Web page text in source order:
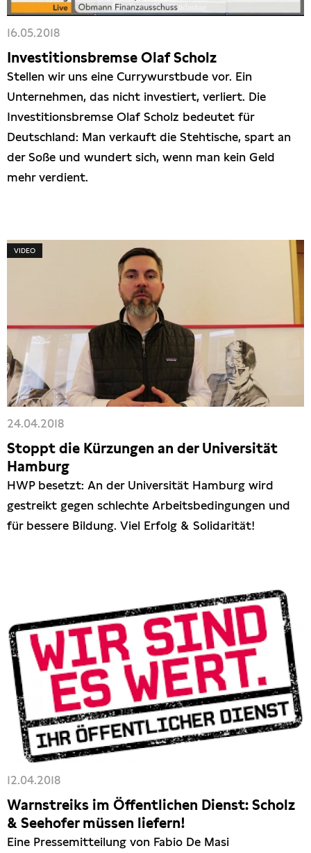
16.05.2018
Investitionsbremse Olaf Scholz
Stellen wir uns eine Currywurstbude vor. Ein
Unternehmen, das nicht investiert, verliert. Die
Investitionsbremse Olaf Scholz bedeutet für
Deutschland: Man verkauft die Stehtische, spart an
der Soße und wundert sich, wenn man kein Geld
mehr verdient.
VIDEO
24.04.2018
Stoppt die Kürzungen an der Universität
Hamburg
HWP besetzt: An der Universität Hamburg wird
gestreikt gegen schlechte Arbeitsbedingungen und
für bessere Bildung. Viel Erfolg & Solidarität!
12.04.2018
Warnstreiks im Öffentlichen Dienst: Scholz
& Seehofer müssen liefern!
Eine Pressemitteilung von Fabio De Masi